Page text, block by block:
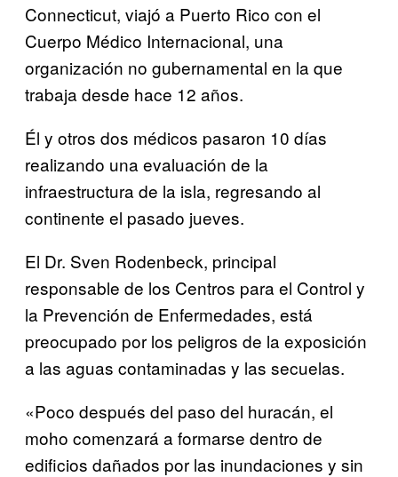
Connecticut, viajó a Puerto Rico con el
Cuerpo Médico Internacional, una
organización no gubernamental en la que
trabaja desde hace 12 años.
Él y otros dos médicos pasaron 10 días
realizando una evaluación de la
infraestructura de la isla, regresando al
continente el pasado jueves.
El Dr. Sven Rodenbeck, principal
responsable de los Centros para el Control y
la Prevención de Enfermedades, está
preocupado por los peligros de la exposición
a las aguas contaminadas y las secuelas.
«Poco después del paso del huracán, el
moho comenzará a formarse dentro de
edificios dañados por las inundaciones y sin